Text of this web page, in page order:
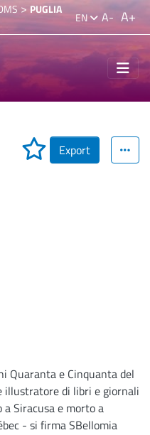
> PUGLIA
EN A- A+
Export
Quaranta e Cinquanta del
illustratore di libri e giornali
a Siracusa e morto a
- si firma SBellomia